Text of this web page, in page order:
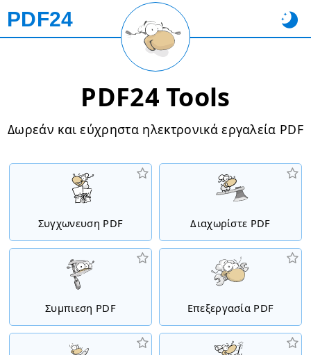
PDF24
PDF24 Tools
Δωρεάν και εύχρηστα ηλεκτρονικά εργαλεία PDF
Συγχωνευση PDF Διαχωρίστε PDF
Συμπιεση PDF Επεξεργασία PDF